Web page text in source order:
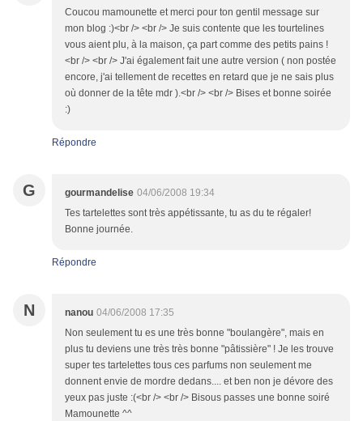
Coucou mamounette et merci pour ton gentil message sur
mon blog :)<br /> <br /> Je suis contente que les tourtelines
vous aient plu, à la maison, ça part comme des petits pains !
<br /> <br /> J'ai également fait une autre version ( non postée
encore, j'ai tellement de recettes en retard que je ne sais plus
où donner de la tête mdr ).<br /> <br /> Bises et bonne soirée
:)
Répondre
G gourmandelise 04/06/2008 19:34
Tes tartelettes sont très appétissante, tu as du te régaler!
Bonne journée.
Répondre
N nanou 04/06/2008 17:35
Non seulement tu es une très bonne "boulangère", mais en
plus tu deviens une très très bonne "pâtissière" ! Je les trouve
super tes tartelettes tous ces parfums non seulement me
donnent envie de mordre dedans.... et ben non je dévore des
yeux pas juste :(<br /> <br /> Bisous passes une bonne soiré
Mamounette ^^